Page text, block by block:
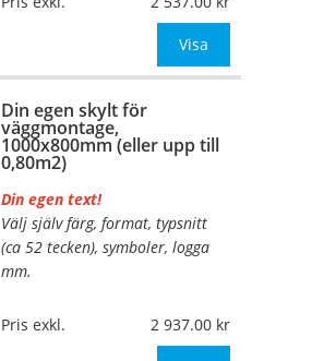
0,7mm (väggmontage)
700x560mm (eller annat
Be om offert vid antal
Visa
Din egen skylt för
väggmontage,
1000x800mm (eller upp till
0,80m2)
Din egen text!
Välj själv färg, format, typsnitt
(ca 52 tecken), symboler, logga
mm.
Material:
Plan aluminium,
0,7mm (väggmontage)
Pris exkl. 2 937.00